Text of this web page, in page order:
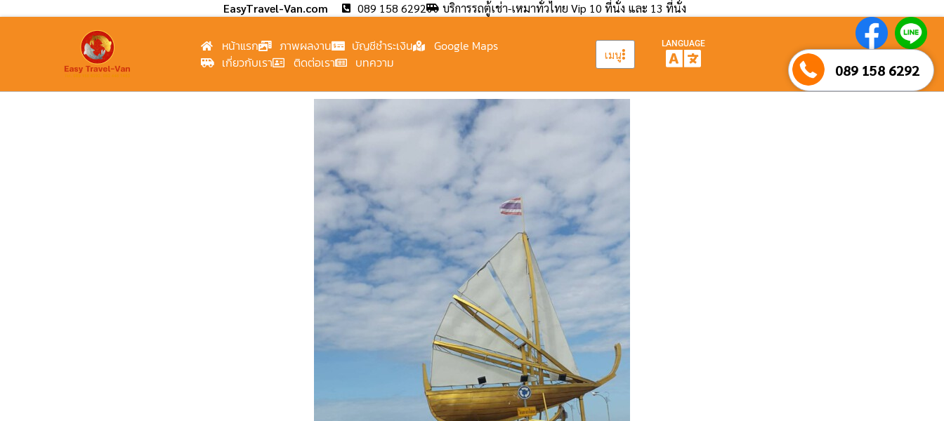
EasyTravel-Van.com 089 158 6292 บริการรถตู้เช่า-เหมาทั่วไทย Vip 10 ที่นั่ง และ 13 ที่นั่ง
หน้าแรก ภาพผลงาน บัญชีชำระเงิน
Google Maps
เกี่ยวกับเรา
ติดต่อเรา บทความ เมนู
LANGUAGE
089 158 6292